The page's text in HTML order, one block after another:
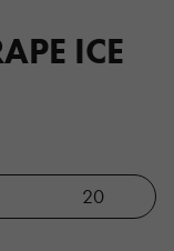
ICE
20